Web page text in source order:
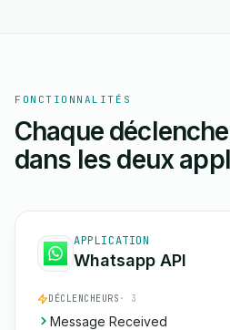
FONCTIONNALITÉS
Chaque
dans les deux
APPLICATION
Whatsapp API
DÉCLENCHEURS · 3
Message Received